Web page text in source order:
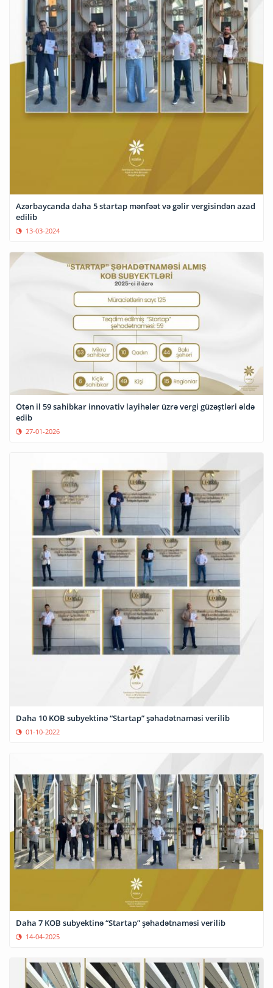
Azərbaycanda daha 5 startap mənfəət və gəlir vergisindən azad
edilib
13-03-2024
Ötən il 59 sahibkar innovativ layihələr üzrə vergi güzəştləri əldə
edib
27-01-2026
Daha 10 KOB subyektinə “Startap” şəhadətnaməsi verilib
01-10-2022
Daha 7 KOB subyektinə “Startap” şəhadətnaməsi verilib
14-04-2025